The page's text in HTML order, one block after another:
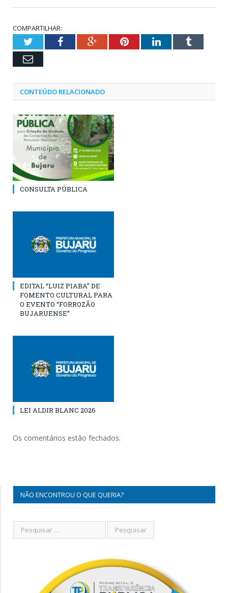
COMPARTILHAR:
TwitterFacebookGoogle+PinterestLinkedInTumblr
Email
CONTEÚDO RELACIONADO
CONSULTA PÚBLICA
EDITAL “LUIZ PIABA” DE
FOMENTO CULTURAL PARA
O EVENTO “FORROZÃO
BUJARUENSE”
LEI ALDIR BLANC 2026
Os comentários estão fechados.
NÃO ENCONTROU O QUE QUERIA?